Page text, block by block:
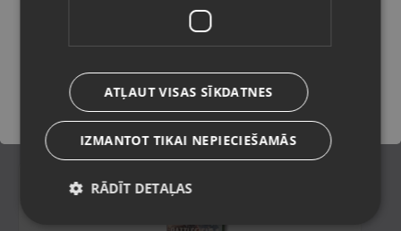
Jūrmala, Nometņu iela 12-8
Stāvoklis Lietots (Garantija 6 mēneši)
18.00€
Saglabāt
ATĻAUT VISAS SĪKDATNES
IZMANTOT TIKAI NEPIECIEŠAMĀS
RĀDĪT DETAĻAS